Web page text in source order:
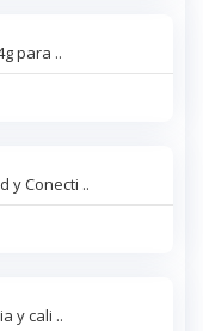
para ..
y Conecti ..
y cali ..